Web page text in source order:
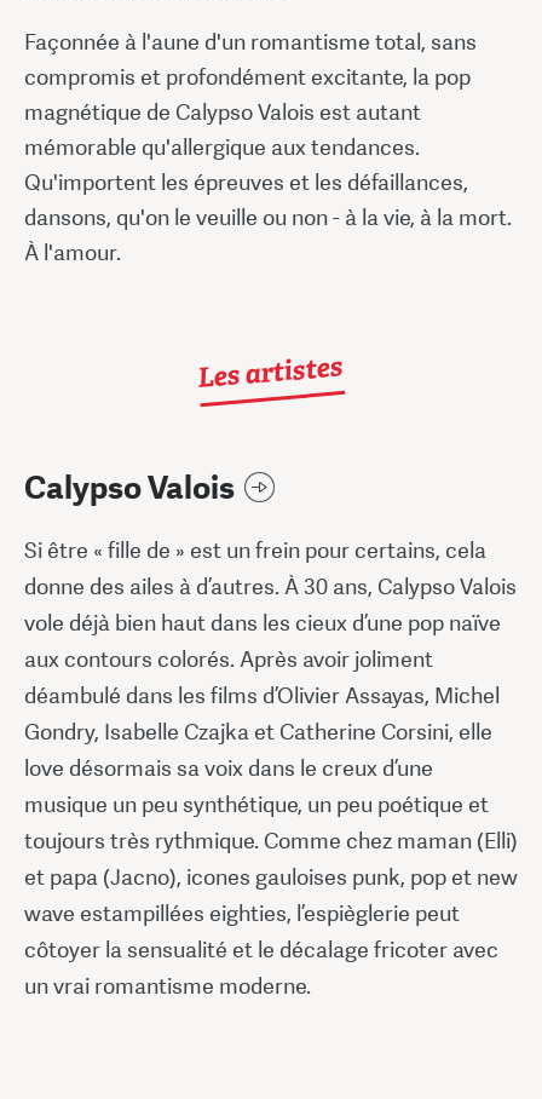
Façonnée à l'aune d'un romantisme total, sans
compromis et profondément excitante, la pop
magnétique de Calypso Valois est autant
mémorable qu'allergique aux tendances.
Qu'importent les épreuves et les défaillances,
dansons, qu'on le veuille ou non - à la vie, à la mort.
À l'amour.
Les artistes
Calypso Valois
Si être « fille de » est un frein pour certains, cela
donne des ailes à d’autres. À 30 ans, Calypso Valois
vole déjà bien haut dans les cieux d’une pop naïve
aux contours colorés. Après avoir joliment
déambulé dans les films d’Olivier Assayas, Michel
Gondry, Isabelle Czajka et Catherine Corsini, elle
love désormais sa voix dans le creux d’une
musique un peu synthétique, un peu poétique et
toujours très rythmique. Comme chez maman (Elli)
et papa (Jacno), icones gauloises punk, pop et new
wave estampillées eighties, l’espièglerie peut
côtoyer la sensualité et le décalage fricoter avec
un vrai romantisme moderne.